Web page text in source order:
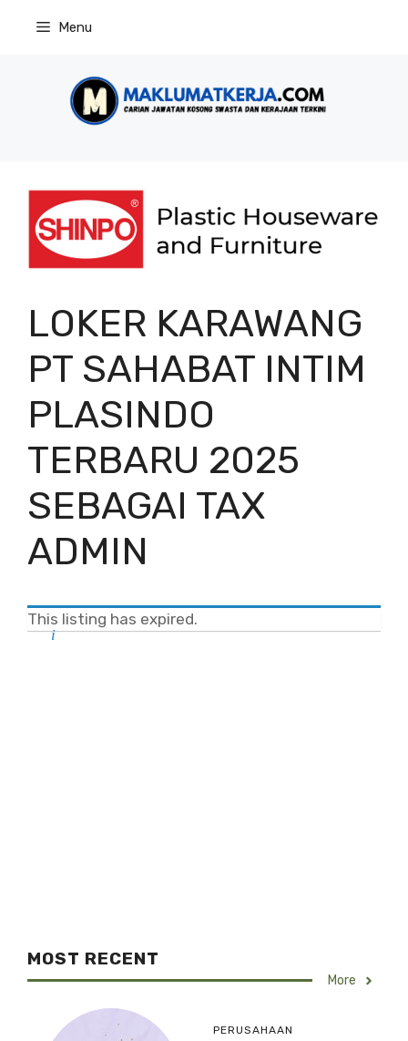
Menu
LOKER KARAWANG
PT SAHABAT INTIM
PLASINDO
TERBARU 2025
SEBAGAI TAX
ADMIN
This listing has expired.
MOST RECENT
More
PERUSAHAAN